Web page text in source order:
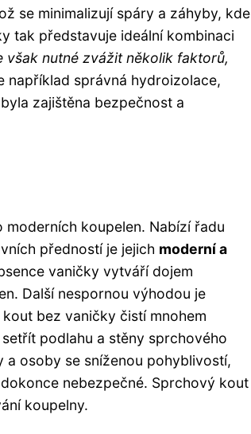
se minimalizují spáry a záhyby, kde
tak představuje ideální kombinaci
nutné zvážit několik faktorů,
například správná hydroizolace,
zajištěna bezpečnost a
koupelen. Nabízí řadu
předností je jejich moderní a
vaničky vytváří dojem
Další nespornou výhodou je
bez vaničky čistí mnohem
podlahu a stěny sprchového
osoby se sníženou pohyblivostí,
nebezpečné. Sprchový kout
koupelny.